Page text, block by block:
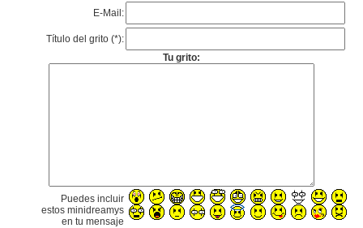
E-Mail:
Título del grito (*):
Tu grito:
Puedes incluir
estos minidreamys
en tu mensaje